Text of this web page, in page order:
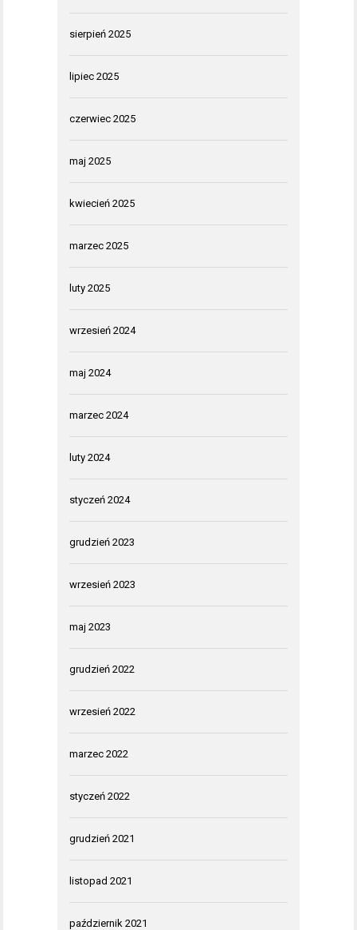
sierpień 2025
lipiec 2025
czerwiec 2025
maj 2025
kwiecień 2025
marzec 2025
luty 2025
wrzesień 2024
maj 2024
marzec 2024
luty 2024
styczeń 2024
grudzień 2023
wrzesień 2023
maj 2023
grudzień 2022
wrzesień 2022
marzec 2022
styczeń 2022
grudzień 2021
listopad 2021
październik 2021